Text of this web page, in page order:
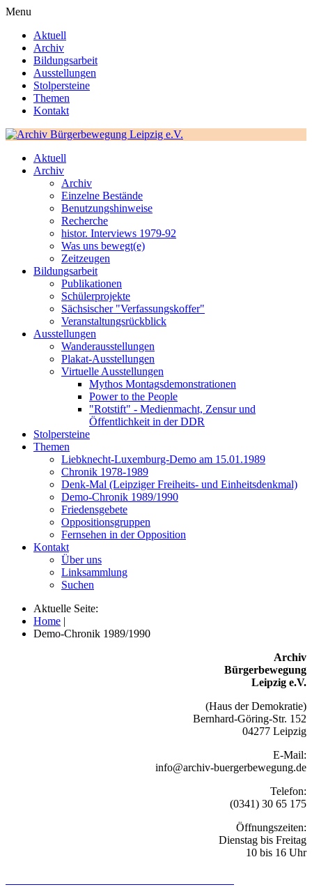
Menu
Aktuell
Archiv
Bildungsarbeit
Ausstellungen
Stolpersteine
Themen
Kontakt
Aktuell
Archiv
Archiv
Einzelne Bestände
Benutzungshinweise
Recherche
histor. Interviews 1979-92
Was uns bewegt(e)
Zeitzeugen
Bildungsarbeit
Publikationen
Schülerprojekte
Sächsischer "Verfassungskoffer"
Veranstaltungsrückblick
Ausstellungen
Wanderausstellungen
Plakat-Ausstellungen
Virtuelle Ausstellungen
Mythos Montagsdemonstrationen
Power to the People
"Rotstift" - Medienmacht, Zensur und
Öffentlichkeit in der DDR
Stolpersteine
Themen
Liebknecht-Luxemburg-Demo am 15.01.1989
Chronik 1978-1989
Denk-Mal (Leipziger Freiheits- und Einheitsdenkmal)
Demo-Chronik 1989/1990
Friedensgebete
Oppositionsgruppen
Fernsehen in der Opposition
Kontakt
Über uns
Linksammlung
Suchen
Aktuelle Seite:
Home |
Demo-Chronik 1989/1990
Archiv
Bürgerbewegung
Leipzig e.V.
(Haus der Demokratie)
Bernhard-Göring-Str. 152
04277 Leipzig
E-Mail:
info@archiv-buergerbewegung.de
Telefon:
(0341) 30 65 175
Öffnungszeiten:
Dienstag bis Freitag
10 bis 16 Uhr